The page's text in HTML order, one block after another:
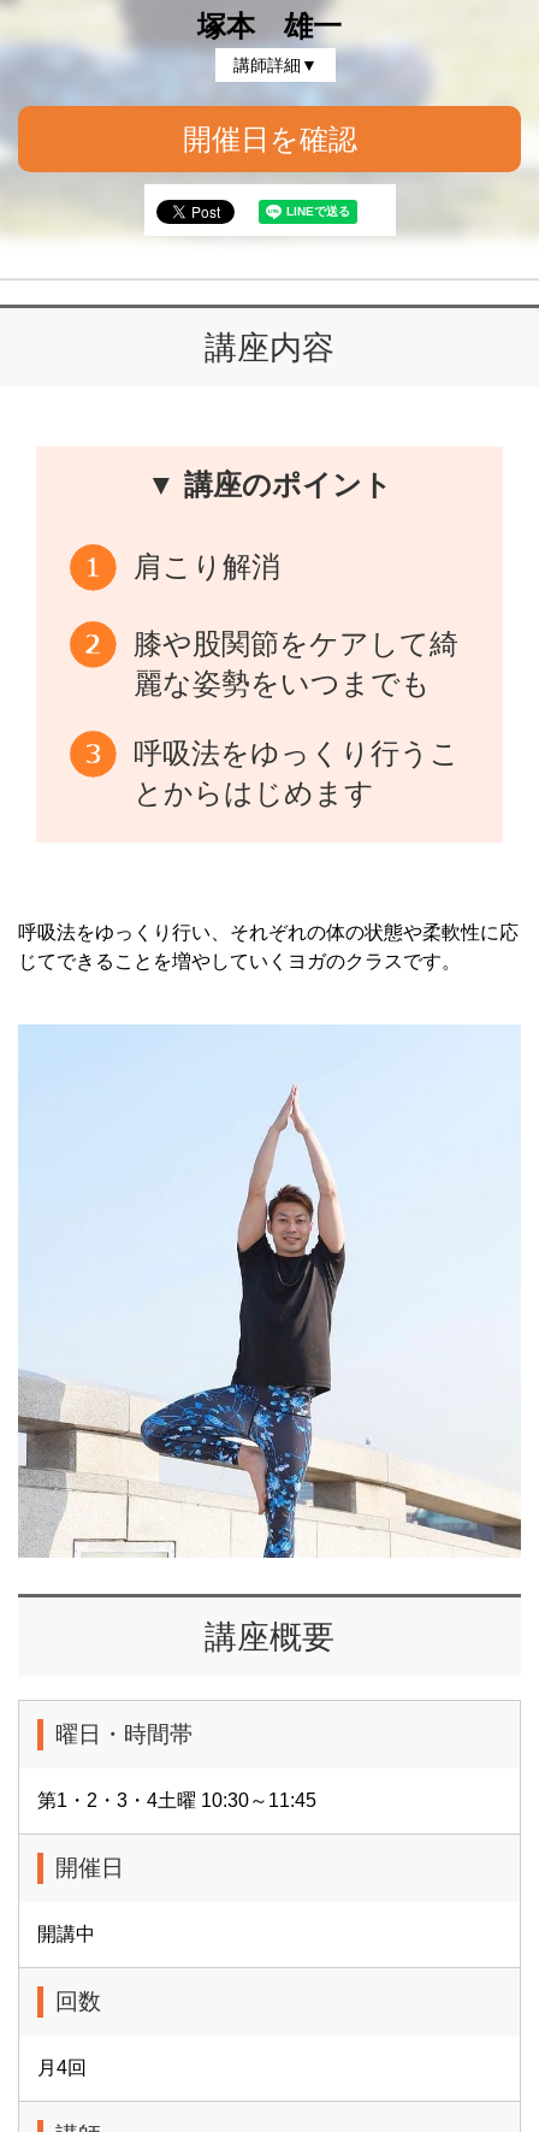
塚本 雄一
講師詳細▼
開催日を確認
講座内容
▼ 講座のポイント
肩こり解消
膝や股関節をケアして綺
麗な姿勢をいつまでも
呼吸法をゆっくり行うこ
とからはじめます
呼吸法をゆっくり行い、それぞれの体の状態や柔軟性に応
じてできることを増やしていくヨガのクラスです。
講座概要
曜日・時間帯
第1・2・3・4土曜 10:30～11:45
開催日
開講中
回数
月4回